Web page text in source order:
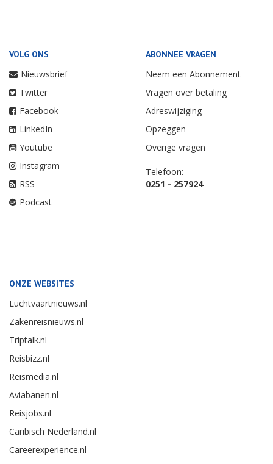
VOLG ONS
Nieuwsbrief
Twitter
Facebook
LinkedIn
Youtube
Instagram
RSS
Podcast
ABONNEE VRAGEN
Neem een Abonnement
Vragen over betaling
Adreswijziging
Opzeggen
Overige vragen
Telefoon:
0251 - 257924
ONZE WEBSITES
Luchtvaartnieuws.nl
Zakenreisnieuws.nl
Triptalk.nl
Reisbizz.nl
Reismedia.nl
Aviabanen.nl
Reisjobs.nl
Caribisch Nederland.nl
Careerexperience.nl